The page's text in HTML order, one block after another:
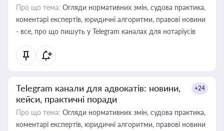
Про що тема: Огляди нормативних змін, судова практика,
коментарі експертів, юридичні алгоритми, правові новини
- все, про що пишуть у Telegram каналах для нотаріусів
Telegram канали для адвокатів: новини,
кейси, практичні поради
+24
Про що тема: Огляди нормативних змін, судова практика,
коментарі експертів, юридичні алгоритми, правові новини